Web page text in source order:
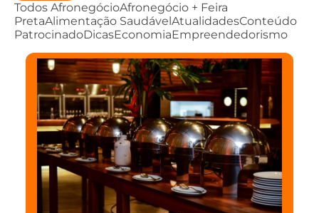
Todos AfronegócioAfronegócio + Feira
PretaAlimentação SaudávelAtualidadesConteúdo
PatrocinadoDicasEconomiaEmpreendedorismo